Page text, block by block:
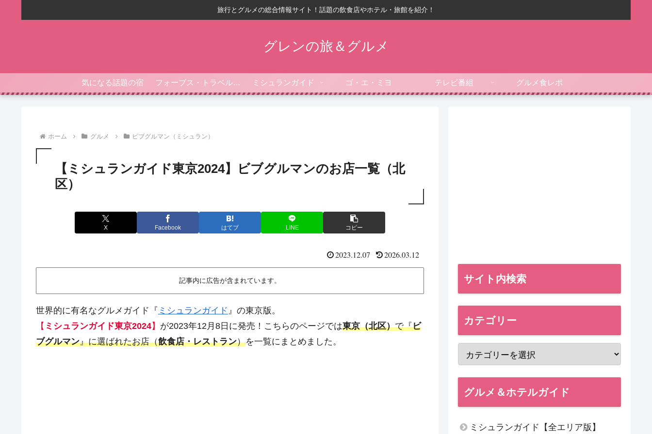
旅行とグルメの総合情報サイト！話題の飲食店やホテル・旅館を紹介！
グレンの旅＆グルメ
気になる話題の宿 フォーブス・トラベルガイド ミシュランガイド ゴ・エ・ミヨ テレビ番組 グルメ食レポ
ホーム グルメ ビブグルマン（ミシュラン）
【ミシュランガイド東京2024】ビブグルマンのお店一覧（北
区）
X Facebook はてブ LINE コピー
2023.12.07 2026.03.12
記事内に広告が含まれています。
世界的に有名なグルメガイド『 ミシュランガイド 』の東京版。
【 ミシュランガイド東京2024】 が2023年12月8日に発売！こちらのページでは東京（北区）で『ビ
ブグルマン』に選ばれたお店（飲食店・レストラン）を一覧にまとめました。
サイト内検索
カテゴリー
グルメ＆ホテルガイド
ミシュランガイド【全エリア版】